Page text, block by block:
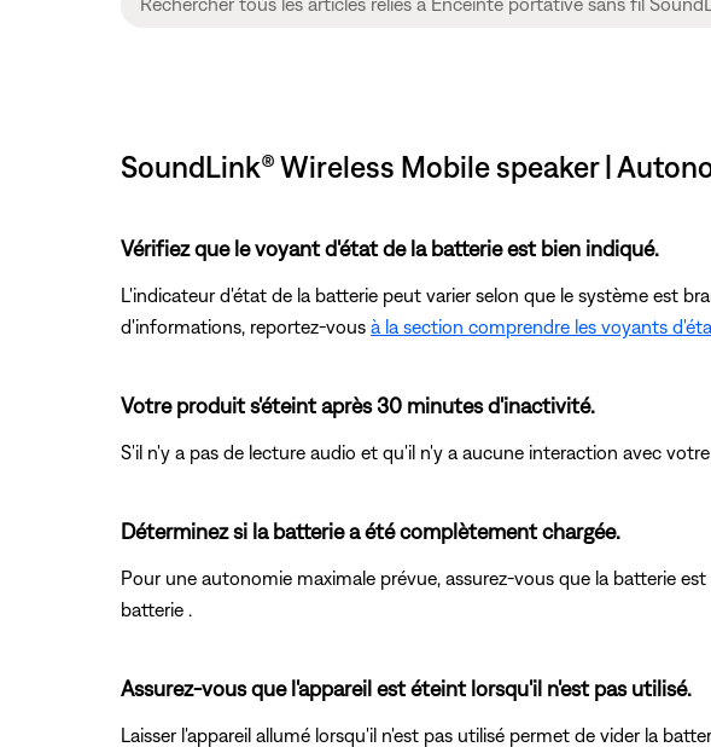
SoundLink® Wireless Mobile speaker |
Vérifiez que le voyant d'état de la batterie est bien indiqué.
L'indicateur d'état de la batterie peut varier selon que le système est
d'informations, reportez-vous à la section comprendre les voyants
Votre produit s'éteint après 30 minutes d'inactivité.
S'il n'y a pas de lecture audio et qu'il n'y a aucune interaction avec
Déterminez si la batterie a été complètement chargée.
Pour une autonomie maximale prévue, assurez-vous que la batterie
batterie .
Assurez-vous que l'appareil est éteint lorsqu'il n'est pas utilisé.
Laisser l'appareil allumé lorsqu'il n'est pas utilisé permet de vider la